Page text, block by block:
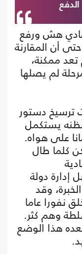
الدفع
هش ورفع
أن المقارنة
ممكنة،
لم يصلها
ترسيخ دستور
يستكمل
على هواه.
كلما طال
إدارة دولة
وقد
نفورا عاما
وهم كثر.
هذا الوضع